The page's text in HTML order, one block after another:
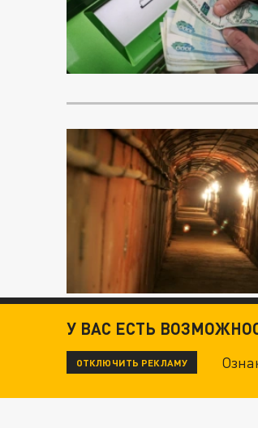
У ВАС ЕСТЬ
ОТКЛЮЧИТЬ РЕКЛАМУ